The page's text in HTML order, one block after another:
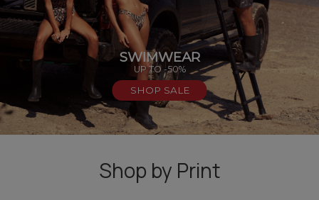
SWIMWEAR
UP TO -50%
SHOP SALE
Shop by Print